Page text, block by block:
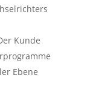
Kunde
Ebene